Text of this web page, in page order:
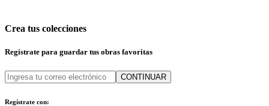
Crea tus colecciones
Regístrate para guardar tus obras favoritas
CONTINUAR
Regístrate con: